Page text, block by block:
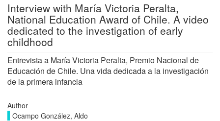
Interview with María Victoria Peralta,
National Education Award of Chile. A video
dedicated to the investigation of early
childhood
Entrevista a María Victoria Peralta, Premio Nacional de
Educación de Chile. Una vida dedicada a la investigación
de la primera infancia
Author
Ocampo González, Aldo